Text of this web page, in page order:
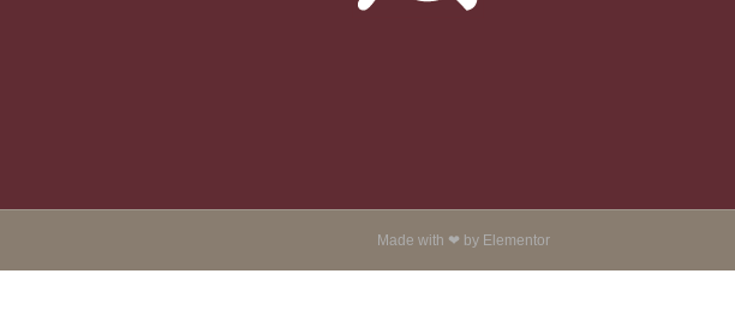
Made with ❤ by Elementor